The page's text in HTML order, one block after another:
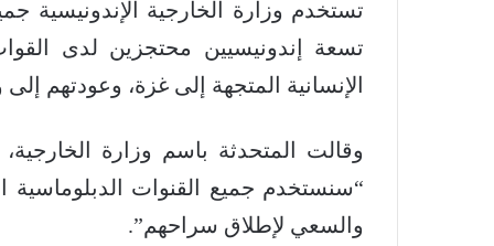
تستخدم وزارة الخارجية الإندونيسية
تسعة إندونيسيين محتجزين لدى
الإنسانية المتجهة إلى غزة، وعودتهم
وقالت المتحدثة باسم وزارة
“سنستخدم جميع القنوات الدبلوماسية
والسعي لإطلاق سراحهم”.